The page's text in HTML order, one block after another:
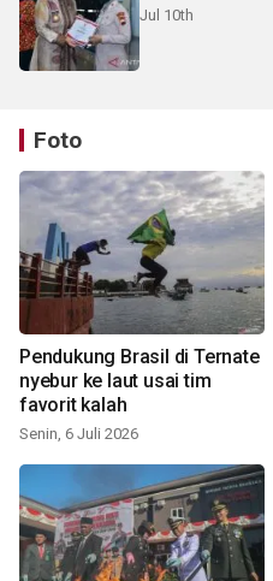
Jul 10th
Foto
Pendukung Brasil di Ternate
nyebur ke laut usai tim
favorit kalah
Senin, 6 Juli 2026